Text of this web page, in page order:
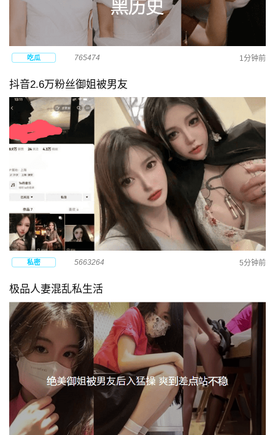
吃瓜 765474 1分钟前
抖音2.6万粉丝御姐被男友
私密 5663264 5分钟前
极品人妻混乱私生活